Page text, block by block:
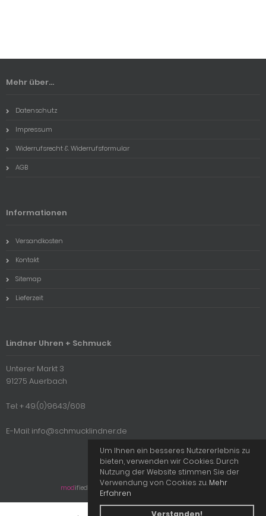
Mehr über...
Datenschutz
Impressum
Widerrufsrecht & Widerrufsformular
AGB
Informationen
Versandkosten
Kontakt
Sitemap
Lieferzeit
Lindner Uhren + Schmuck
Unterer Markt 3
91275 Auerbach
Tel: + 49.(0)9643/608
E-Mail: info@schmucklindner.de
modified eCommerce Shopsoftware © 2009-2026
Um Ihnen ein besseres Nutzererlebnis zu
bieten, verwenden wir Cookies. Durch
Nutzung der Website stimmen Sie der
Verwendung von Cookies zu. Mehr
Erfahren
Verstanden!